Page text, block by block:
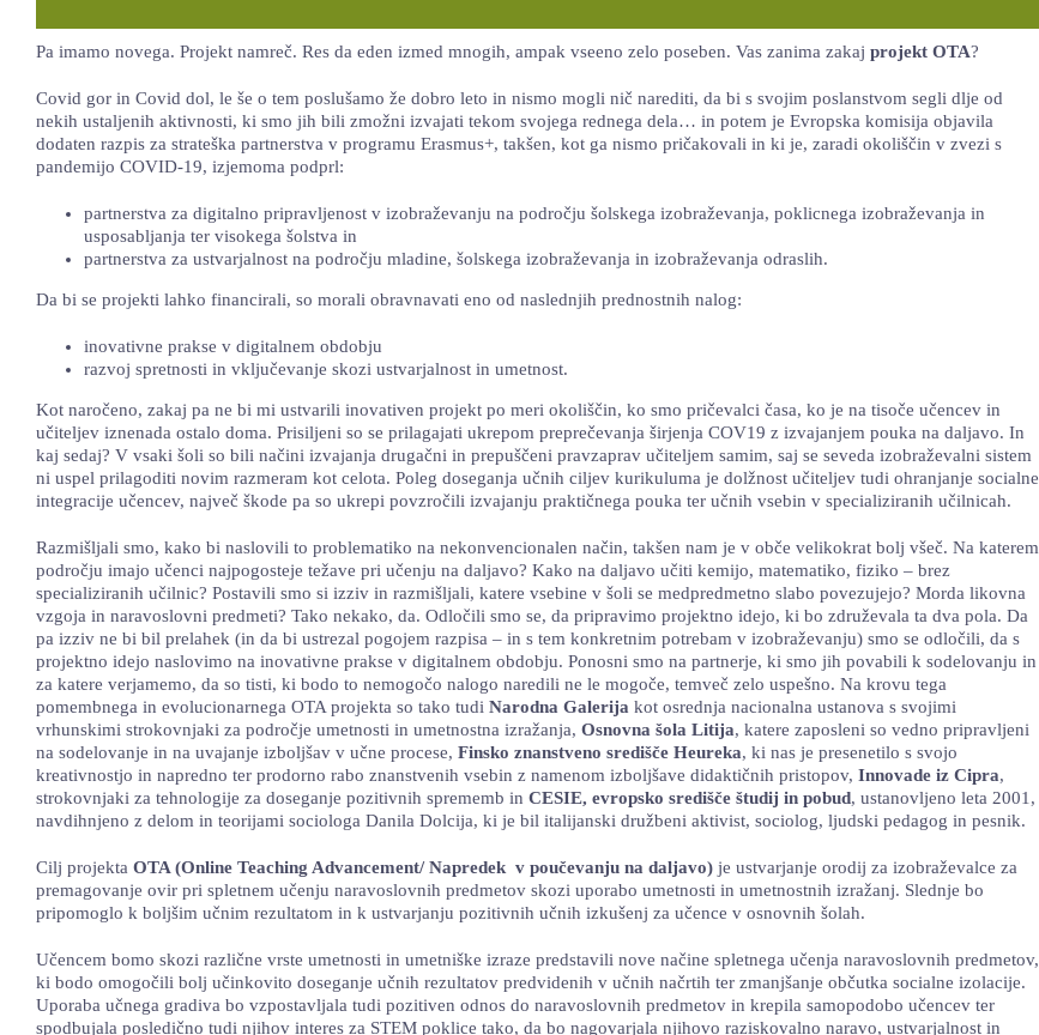
Pa imamo novega. Projekt namreč. Res da eden izmed mnogih, ampak vseeno zelo poseben. Vas zanima zakaj projekt OTA?
Covid gor in Covid dol, le še o tem poslušamo že dobro leto in nismo mogli nič narediti, da bi s svojim poslanstvom segli dlje od
nekih ustaljenih aktivnosti, ki smo jih bili zmožni izvajati tekom svojega rednega dela… in potem je Evropska komisija objavila
dodaten razpis za strateška partnerstva v programu Erasmus+, takšen, kot ga nismo pričakovali in ki je, zaradi okoliščin v zvezi s
pandemijo COVID-19, izjemoma podprl:
partnerstva za digitalno pripravljenost v izobraževanju na področju šolskega izobraževanja, poklicnega izobraževanja in
usposabljanja ter visokega šolstva in
partnerstva za ustvarjalnost na področju mladine, šolskega izobraževanja in izobraževanja odraslih.
Da bi se projekti lahko financirali, so morali obravnavati eno od naslednjih prednostnih nalog:
inovativne prakse v digitalnem obdobju
razvoj spretnosti in vključevanje skozi ustvarjalnost in umetnost.
Kot naročeno, zakaj pa ne bi mi ustvarili inovativen projekt po meri okoliščin, ko smo pričevalci časa, ko je na tisoče učencev in
učiteljev iznenada ostalo doma. Prisiljeni so se prilagajati ukrepom preprečevanja širjenja COV19 z izvajanjem pouka na daljavo. In
kaj sedaj? V vsaki šoli so bili načini izvajanja drugačni in prepuščeni pravzaprav učiteljem samim, saj se seveda izobraževalni sistem
ni uspel prilagoditi novim razmeram kot celota. Poleg doseganja učnih ciljev kurikuluma je dolžnost učiteljev tudi ohranjanje socialne
integracije učencev, največ škode pa so ukrepi povzročili izvajanju praktičnega pouka ter učnih vsebin v specializiranih učilnicah.
Razmišljali smo, kako bi naslovili to problematiko na nekonvencionalen način, takšen nam je v obče velikokrat bolj všeč. Na katerem
področju imajo učenci najpogosteje težave pri učenju na daljavo? Kako na daljavo učiti kemijo, matematiko, fiziko – brez
specializiranih učilnic? Postavili smo si izziv in razmišljali, katere vsebine v šoli se medpredmetno slabo povezujejo? Morda likovna
vzgoja in naravoslovni predmeti? Tako nekako, da. Odločili smo se, da pripravimo projektno idejo, ki bo združevala ta dva pola. Da
pa izziv ne bi bil prelahek (in da bi ustrezal pogojem razpisa – in s tem konkretnim potrebam v izobraževanju) smo se odločili, da s
projektno idejo naslovimo na inovativne prakse v digitalnem obdobju. Ponosni smo na partnerje, ki smo jih povabili k sodelovanju in
za katere verjamemo, da so tisti, ki bodo to nemogočo nalogo naredili ne le mogoče, temveč zelo uspešno. Na krovu tega
pomembnega in evolucionarnega OTA projekta so tako tudi Narodna Galerija kot osrednja nacionalna ustanova s svojimi
vrhunskimi strokovnjaki za področje umetnosti in umetnostna izražanja, Osnovna šola Litija, katere zaposleni so vedno pripravljeni
na sodelovanje in na uvajanje izboljšav v učne procese, Finsko znanstveno središče Heureka, ki nas je presenetilo s svojo
kreativnostjo in napredno ter prodorno rabo znanstvenih vsebin z namenom izboljšave didaktičnih pristopov, Innovade iz Cipra,
strokovnjaki za tehnologije za doseganje pozitivnih sprememb in CESIE, evropsko središče študij in pobud, ustanovljeno leta 2001,
navdihnjeno z delom in teorijami sociologa Danila Dolcija, ki je bil italijanski družbeni aktivist, sociolog, ljudski pedagog in pesnik.
Cilj projekta OTA (Online Teaching Advancement/ Napredek v poučevanju na daljavo)je ustvarjanje orodij za izobraževalce za
premagovanje ovir pri spletnem učenju naravoslovnih predmetov skozi uporabo umetnosti in umetnostnih izražanj. Slednje bo
pripomoglo k boljšim učnim rezultatom in k ustvarjanju pozitivnih učnih izkušenj za učence v osnovnih šolah.
Učencem bomo skozi različne vrste umetnosti in umetniške izraze predstavili nove načine spletnega učenja naravoslovnih predmetov,
ki bodo omogočili bolj učinkovito doseganje učnih rezultatov predvidenih v učnih načrtih ter zmanjšanje občutka socialne izolacije.
Uporaba učnega gradiva bo vzpostavljala tudi pozitiven odnos do naravoslovnih predmetov in krepila samopodobo učencev ter
spodbujala posledično tudi njihov interes za STEM poklice tako, da bo nagovarjala njihovo raziskovalno naravo, ustvarjalnost in